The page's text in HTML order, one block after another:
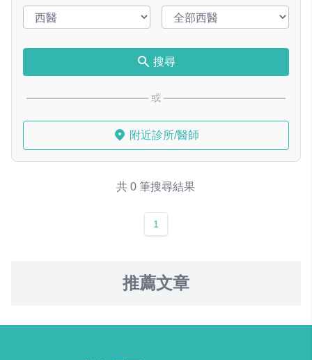
搜尋
或
附近診所/醫師
共 0 筆搜尋結果
1
推薦文章